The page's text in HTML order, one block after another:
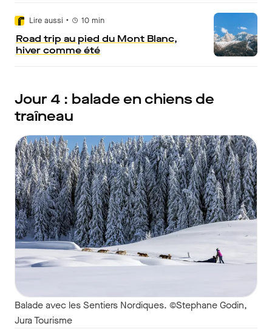
Lire aussi • 10 min
Road trip au pied du Mont Blanc,
hiver comme été
Jour 4 : balade en chiens de
traîneau
Balade avec les Sentiers Nordiques. ©Stephane Godin,
Jura Tourisme